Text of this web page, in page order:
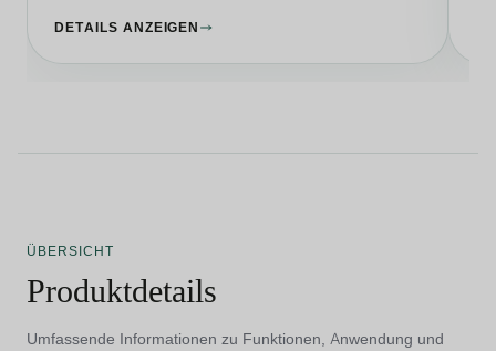
DETAILS ANZEIGEN
ÜBERSICHT
Produktdetails
Umfassende Informationen zu Funktionen, Anwendung und